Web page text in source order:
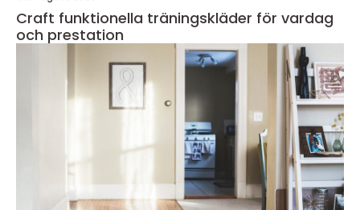
Craft funktionella träningskläder för vardag
och prestation